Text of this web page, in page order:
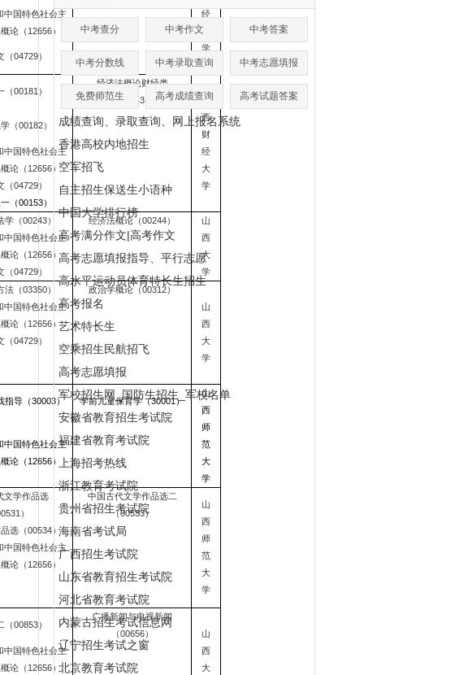
经
大
学
中国特色社会主
论（12656）
（04729）
（00181）
经济法概论财经类
（00043）
山
西
财
经
大
学
（00182）
中国特色社会主
论（12656）
（04729）
（00153）
学（00243） 经济法概论（00244）
山
西
大
学
中国特色社会主
论（12656）
（04729）
法（03350）
政治学概论（00312）
山
西
大
学
中国特色社会主
论（12656）
（04729）
指导（30003） 学前儿童保育学（30001）
山
西
师
范
大
学
中国特色社会主
论（12656）
文学作品选
）
中国古代文学作品选二
（00533）
山
西
师
范
大
学
选（00534）
中国特色社会主
论（12656）
（00853）
广播新闻与电视新闻
（00656）
山
西
大
中国特色社会主
论（12656）
中考查分 中考作文 中考答案
中考分数线 中考录取查询 中考志愿填报
免费师范生 高考成绩查询 高考试题答案
成绩查询、录取查询、网上报名系统
香港高校内地招生
空军招飞
自主招生保送生小语种
中国大学排行榜
高考满分作文|高考作文
高考志愿填报指导、平行志愿
高水平运动员体育特长生招生
高考报名
艺术特长生
空乘招生民航招飞
高考志愿填报
军校招生网_国防生招生_军校名单
安徽省教育招生考试院
福建省教育考试院
上海招考热线
浙江教育考试院
贵州省招生考试院
海南省考试局
广西招生考试院
山东省教育招生考试院
河北省教育考试院
内蒙古招生考试信息网
辽宁招生考试之窗
北京教育考试院